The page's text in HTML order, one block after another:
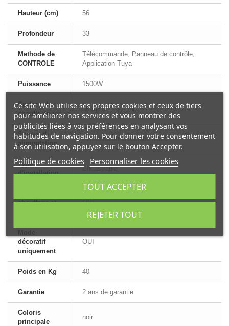
Hauteur (cm) 56
Profondeur 33
Methode de
CONTROLE
Télécommande, Panneau de contrôle,
Application Tuya
Puissance 1500W
Surface de
chauffe en m²
35 m2
Source d
alimentation
Alimentation électrique filaire
Type
d'installation
Encastrable
chauffage et
OUI
décoratif
uniquement
OUI
Poids en Kg 40
Garantie 2 ans de garantie
Coloris
principale
noir
Ce site Web utilise ses propres cookies et ceux de tiers
pour améliorer nos services et vous montrer des
publicités liées à vos préférences en analysant vos
habitudes de navigation. Pour donner votre consentement
à son utilisation, appuyez sur le bouton Accepter.
Politique de cookies Personnaliser les cookies
REJETER TOUT
TOUT ACCEPTER